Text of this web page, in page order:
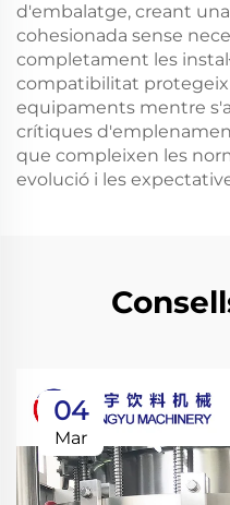
d'embalatge, creant
cohesionada sense
completament les
compatibilitat protegeix
equipaments mentre
crítiques
que compleixen les
evolució i les
04
Mar